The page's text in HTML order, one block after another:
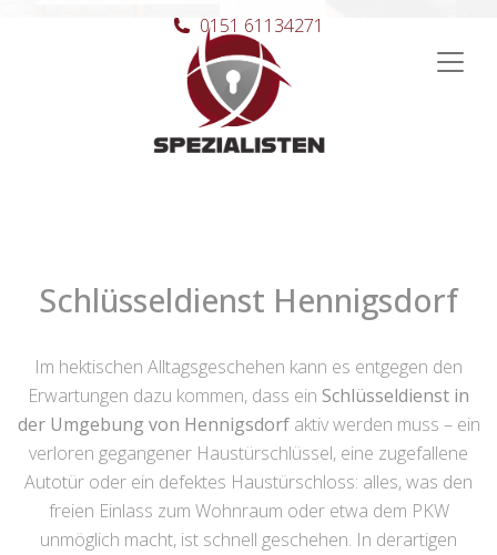
Hauptnavigation
0151 61134271
Schlüsseldienst Hennigsdorf
Im hektischen Alltagsgeschehen kann es entgegen den
Erwartungen dazu kommen, dass ein Schlüsseldienst in
der Umgebung von Hennigsdorfaktiv werden muss – ein
verloren gegangener Haustürschlüssel, eine zugefallene
Autotür oder ein defektes Haustürschloss: alles, was den
freien Einlass zum Wohnraum oder etwa dem PKW
unmöglich macht, ist schnell geschehen. In derartigen